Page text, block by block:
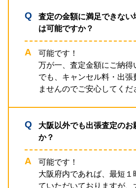
査定の金額に満足できない
は可能ですか？
可能です！
万が一、査定金額にご納得
でも、キャンセル料・出張
ませんのでご安心してくだ
大阪以外でも出張査定のお
か？
可能です！
大阪府内であれば、最短１
ていただいておりますが、